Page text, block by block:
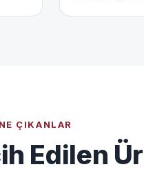
ÇIKANLAR
Edilen